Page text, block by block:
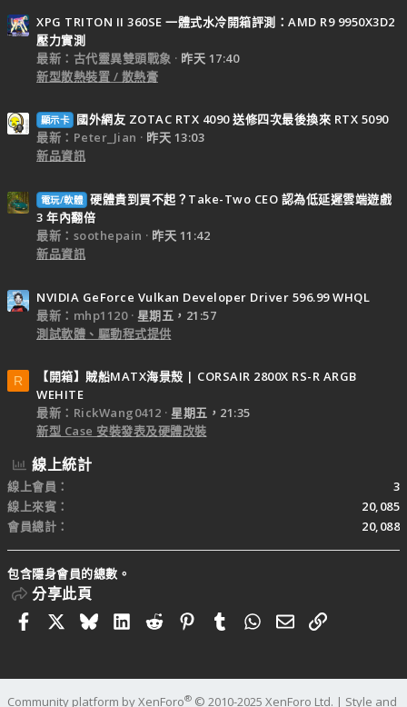
XPG TRITON II 360SE 一體式水冷開箱評測：AMD R9 9950X3D2
壓力實測
最新：古代靈異雙頭戰象
昨天 17:40
新型散熱裝置 / 散熱膏
顯示卡
國外網友 ZOTAC RTX 4090 送修四次最後換來 RTX 5090
最新：Peter_Jian
昨天 13:03
新品資訊
電玩/軟體 硬體貴到買不起？Take-Two CEO 認為低延遲雲端遊戲
3 年內翻倍
最新：soothepain
昨天 11:42
新品資訊
NVIDIA GeForce Vulkan Developer Driver 596.99 WHQL
最新：mhp1120
星期五，21:57
測試軟體、驅動程式提供
R
【開箱】賊船MATX海景殼 | CORSAIR 2800X RS-R ARGB
WEHITE
最新：RickWang0412
星期五，21:35
新型 Case 安裝發表及硬體改裝
線上統計
線上會員
3
線上來賓
20,085
會員總計
20,088
包含隱身會員的總數。
分享此頁
FacebookBlueskyLinkedIn
RedditPinterestTumblrWhatsApp
電子郵件
連結
Community platform by XenForo® © 2010-2025 XenForo Ltd. | Style and